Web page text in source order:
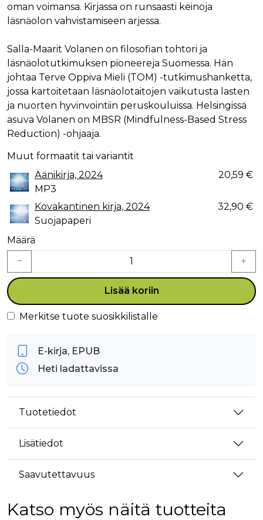
oman voimansa. Kirjassa on runsaasti keinoja
läsnäolon vahvistamiseen arjessa.
Salla-Maarit Volanen on filosofian tohtori ja
läsnäolotutkimuksen pioneereja Suomessa. Hän
johtaa Terve Oppiva Mieli (TOM) -tutkimushanketta,
jossa kartoitetaan läsnäolotaitojen vaikutusta lasten
ja nuorten hyvinvointiin peruskouluissa. Helsingissä
asuva Volanen on MBSR (Mindfulness-Based Stress
Reduction) -ohjaaja.
Muut formaatit tai variantit
Äänikirja, 2024
MP3
20,59 €
Kovakantinen kirja, 2024
Suojapaperi
32,90 €
Määrä
Lisää koriin
Merkitse tuote suosikkilistalle
E-kirja, EPUB
Heti ladattavissa
Tuotetiedot
Lisätiedot
Saavutettavuus
Katso myös näitä tuotteita